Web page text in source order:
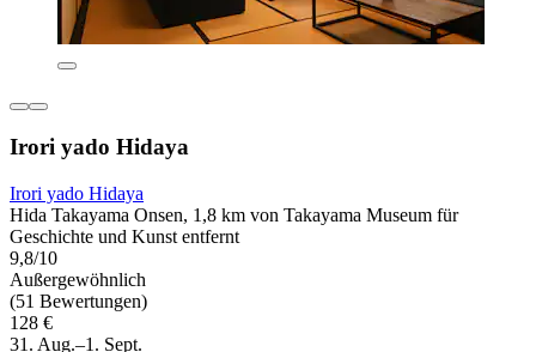
Irori yado Hidaya
Irori yado Hidaya
Hida Takayama Onsen, 1,8 km von Takayama Museum für
Geschichte und Kunst entfernt
9,8/10
Außergewöhnlich
(51 Bewertungen)
128 €
31. Aug.–1. Sept.